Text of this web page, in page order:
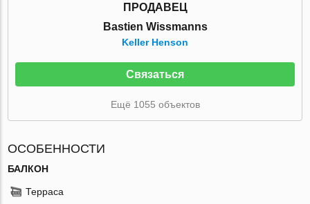
ПРОДАВЕЦ
Bastien Wissmanns
Keller Henson
Связаться
Ещё 1055 объектов
ОСОБЕННОСТИ
БАЛКОН
Терраса